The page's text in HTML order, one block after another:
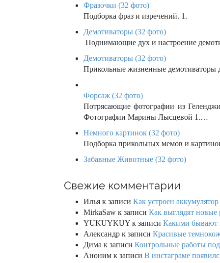
Фразочки (32 фото)
Подборка фраз и изречений. 1.
Демотиваторы (32 фото)
Поднимающие дух и настроение
Демотиваторы (32 фото)
Прикольные жизненные демотиваторы
Форсаж (32 фото)
Потрясающие фотографии из
Фотографии Марины Лысцевой 1.…
Немного картинок (32 фото)
Подборка прикольных мемов и
Забавные Животные (32 фото)
Свежие комментарии
Илья к записи Как устроен
MirkaSaw к записи Как выглядят новые
YUKUYKUY к записи Какими бывают
Александр к записи Красивые
Дима к записи Контрольные работы
Аноним к записи В инстаграме